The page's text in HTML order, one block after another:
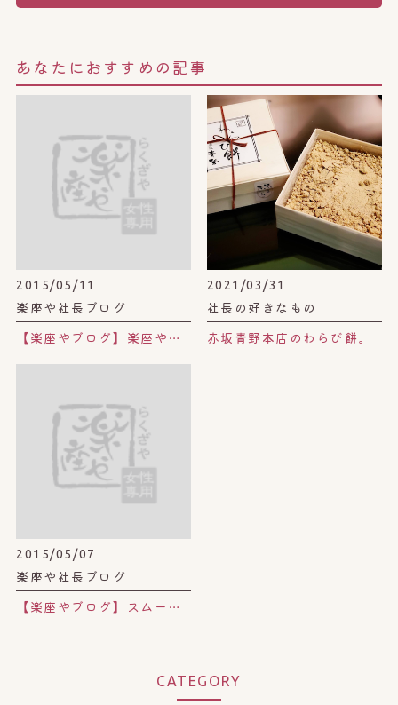
あなたにおすすめの記事
2015/05/11
楽座や社長ブログ
【楽座やブログ】楽座やの酵素パック。
2021/03/31
社長の好きなもの
赤坂青野本店のわらび餅。
2015/05/07
楽座や社長ブログ
【楽座やブログ】スムージーより栄養価の高い？コールドプレスジュース。
CATEGORY